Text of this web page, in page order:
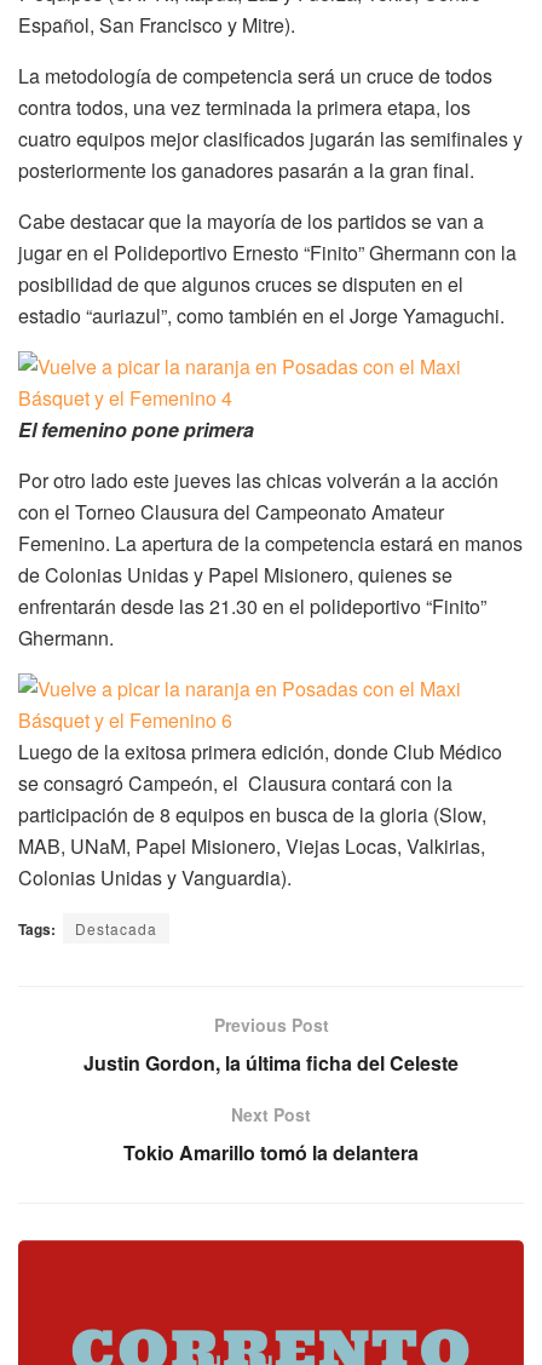
Español, San Francisco y Mitre).
La metodología de competencia será un cruce de todos
contra todos, una vez terminada la primera etapa, los
cuatro equipos mejor clasificados jugarán las semifinales y
posteriormente los ganadores pasarán a la gran final.
Cabe destacar que la mayoría de los partidos se van a
jugar en el Polideportivo Ernesto “Finito” Ghermann con la
posibilidad de que algunos cruces se disputen en el
estadio “auriazul”, como también en el Jorge Yamaguchi.
El femenino pone primera
Por otro lado este jueves las chicas volverán a la acción
con el Torneo Clausura del Campeonato Amateur
Femenino. La apertura de la competencia estará en manos
de Colonias Unidas y Papel Misionero, quienes se
enfrentarán desde las 21.30 en el polideportivo “Finito”
Ghermann.
Luego de la exitosa primera edición, donde Club Médico
se consagró Campeón, el Clausura contará con la
participación de 8 equipos en busca de la gloria (Slow,
MAB, UNaM, Papel Misionero, Viejas Locas, Valkirias,
Colonias Unidas y Vanguardia).
Tags: Destacada
Previous Post
Justin Gordon, la última ficha del Celeste
Next Post
Tokio Amarillo tomó la delantera